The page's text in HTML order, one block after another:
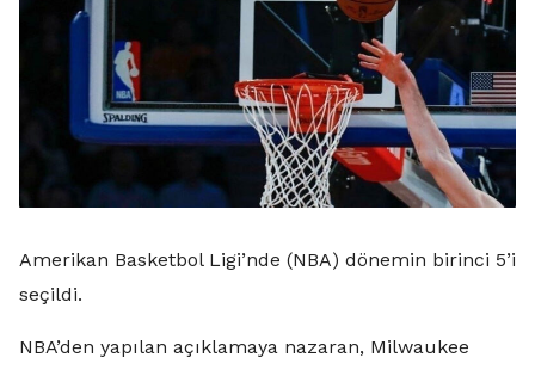
Amerikan Basketbol Ligi’nde (NBA) dönemin birinci 5’i
seçildi.
NBA’den yapılan açıklamaya nazaran, Milwaukee